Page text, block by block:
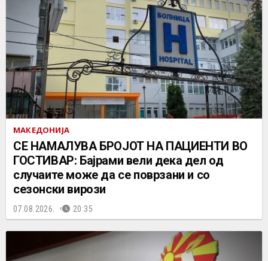
МАКЕДОНИЈА
СЕ НАМАЛУВА БРОЈОТ НА ПАЦИЕНТИ ВО
ГОСТИВАР: Бајрами вели дека дел од
случаите може да се поврзани и со
сезонски вирози
07.08.2026. 20:35